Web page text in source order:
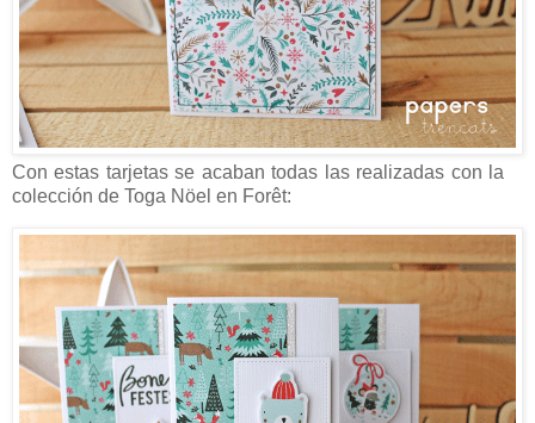
Con estas tarjetas se acaban todas las realizadas con la
colección de Toga Nöel en Forêt: